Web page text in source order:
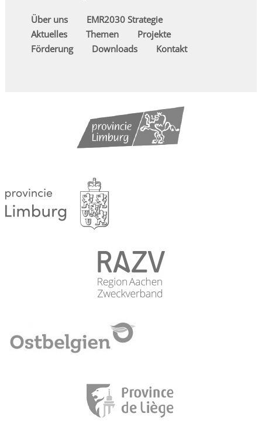
Über uns
EMR2030 Strategie
Aktuelles
Themen
Projekte
Förderung
Downloads Kontakt